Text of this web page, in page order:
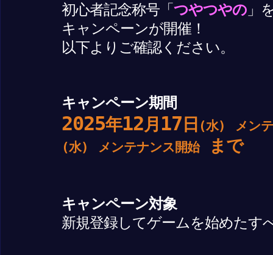
初心者記念称号「つやつやの 」
キャンペーンが開催！
以下よりご確認ください。
キャンペーン期間
2025年12月 17 日 (水)
メン
(水)
メンテナンス開始まで
キャンペーン対象
新規登録してゲームを始めたす